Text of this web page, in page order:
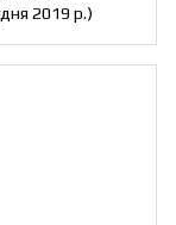
2019 p.)